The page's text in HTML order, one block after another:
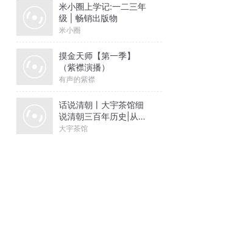
米小圈上学记:一二三年
级 | 畅销出版物
米小圈
摸金天师【第一季】
（紫襟演播）
有声的紫襟
话说清朝丨大宇茶馆细
说清朝三百年历史|从努
尔哈赤到末代皇帝溥仪|
大宇茶馆